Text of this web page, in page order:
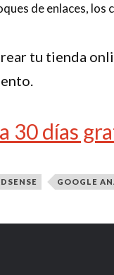
de enlaces,
tu tienda
30 días
GOOGLE